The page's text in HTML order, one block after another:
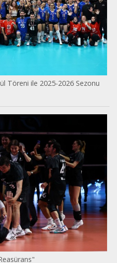
Töreni ile 2025-2026 Sezonu